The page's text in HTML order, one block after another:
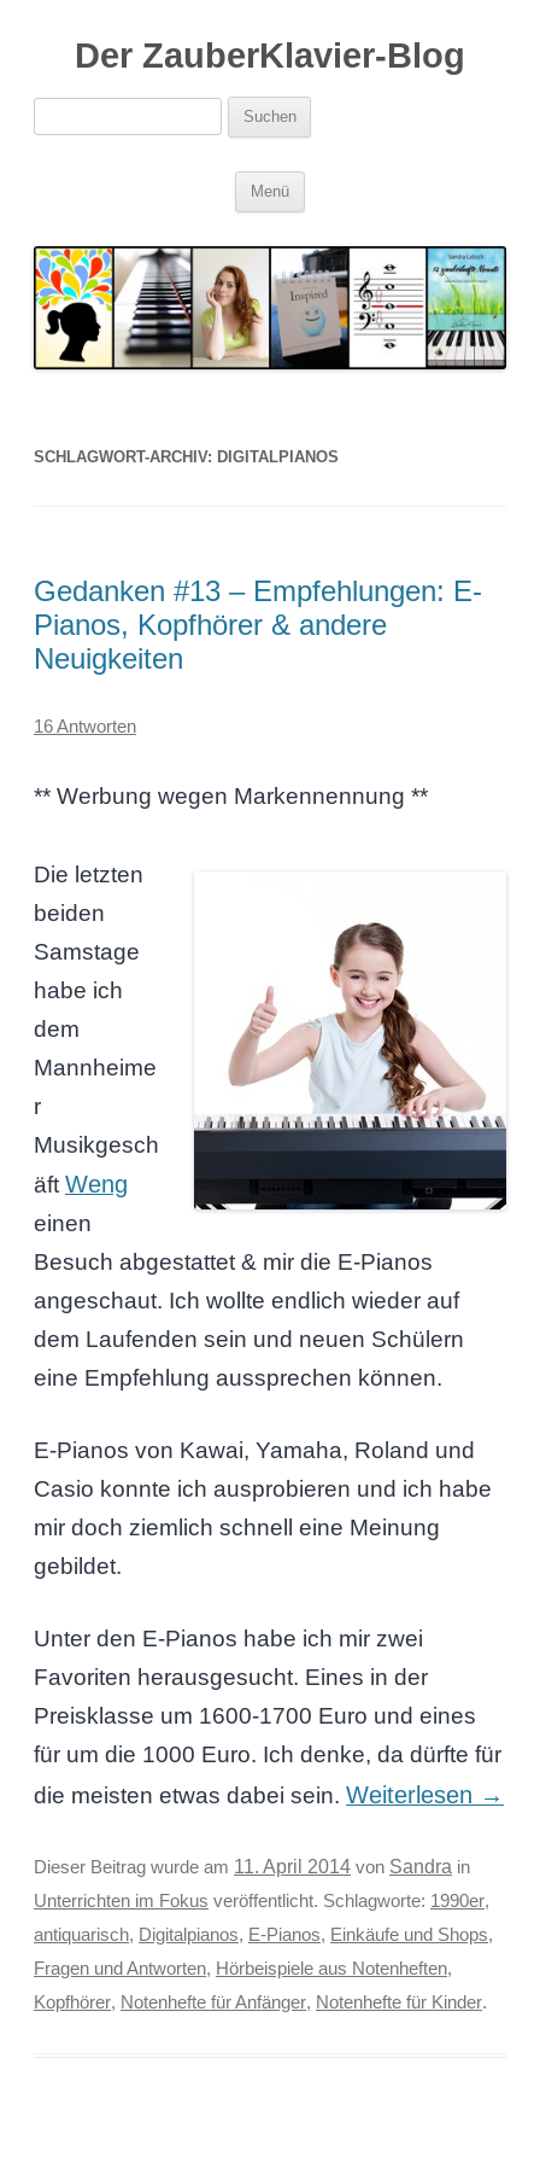
Der ZauberKlavier-Blog
Suchen
nach:
Menü
SCHLAGWORT-ARCHIV: DIGITALPIANOS
Gedanken #13 – Empfehlungen: E-
Pianos, Kopfhörer & andere
Neuigkeiten
16 Antworten
** Werbung wegen Markennennung **
Die letzten
beiden
Samstage
habe ich
dem
Mannheime
r
Musikgesch
äft Weng
einen
Besuch abgestattet & mir die E-Pianos
angeschaut. Ich wollte endlich wieder auf
dem Laufenden sein und neuen Schülern
eine Empfehlung aussprechen können.
E-Pianos von Kawai, Yamaha, Roland und
Casio konnte ich ausprobieren und ich habe
mir doch ziemlich schnell eine Meinung
gebildet.
Unter den E-Pianos habe ich mir zwei
Favoriten herausgesucht. Eines in der
Preisklasse um 1600-1700 Euro und eines
für um die 1000 Euro. Ich denke, da dürfte für
die meisten etwas dabei sein. Weiterlesen →
Dieser Beitrag wurde am 11. April 2014von Sandra in
Unterrichten im Fokus veröffentlicht. Schlagworte: 1990er,
antiquarisch, Digitalpianos, E-Pianos, Einkäufe und Shops,
Fragen und Antworten, Hörbeispiele aus Notenheften,
Kopfhörer, Notenhefte für Anfänger, Notenhefte für Kinder.